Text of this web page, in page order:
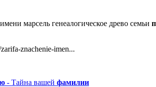
марсель генеалогическое древо семьи
znachenie-imen...
- Тайна вашей фамилии